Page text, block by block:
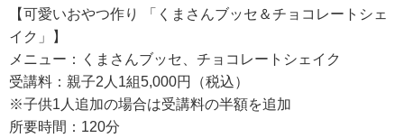
【可愛いおやつ作り 「くまさんブッセ＆チョコレートシェ
イク」】
メニュー：くまさんブッセ、チョコレートシェイク
受講料：親子2人1組5,000円（税込）
※子供1人追加の場合は受講料の半額を追加
所要時間：120分